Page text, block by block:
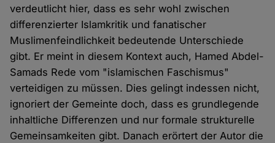
verdeutlicht hier, dass es sehr wohl zwischen
differenzierter Islamkritik und fanatischer
Muslimenfeindlichkeit bedeutende Unterschiede
gibt. Er meint in diesem Kontext auch, Hamed Abdel-
Samads Rede vom "islamischen Faschismus"
verteidigen zu müssen. Dies gelingt indessen nicht,
ignoriert der Gemeinte doch, dass es grundlegende
inhaltliche Differenzen und nur formale strukturelle
Gemeinsamkeiten gibt. Danach erörtert der Autor die